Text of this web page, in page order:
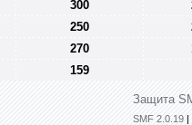
300
250
270
159
Защита
SMF 2.0.19 |